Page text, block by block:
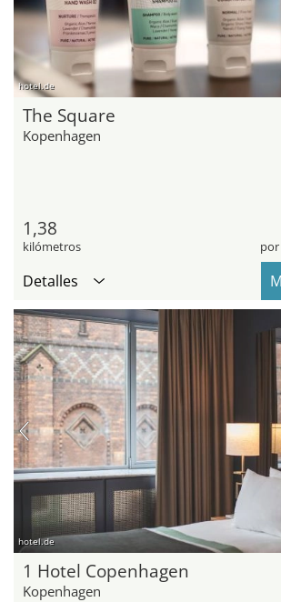
hotel.de
The Square
Kopenhagen
1,38
kilómetros
Detalles
hotel.de
1 Hotel Copenhagen
Kopenhagen